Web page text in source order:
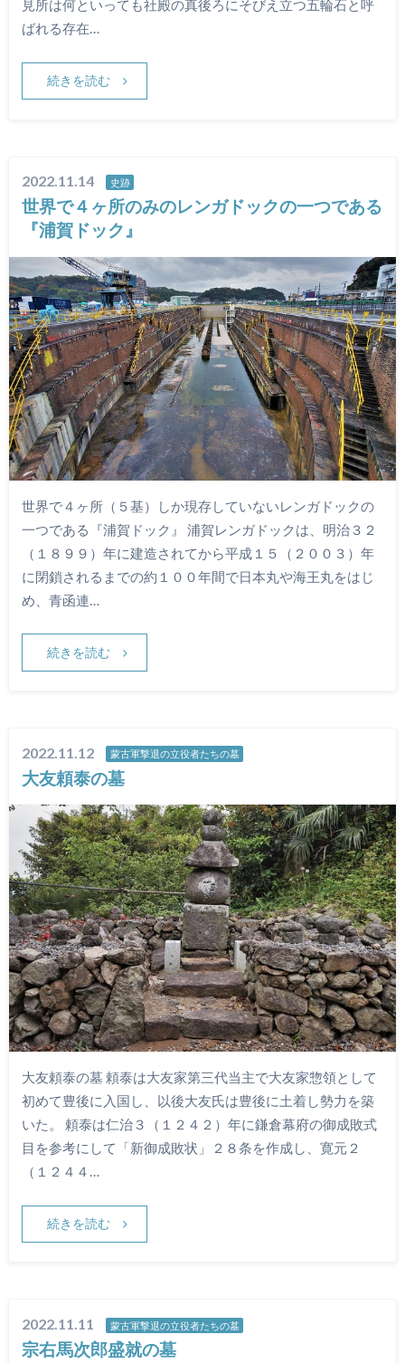
見所は何といっても社殿の真後ろにそびえ立つ五輪石と呼
ばれる存在…
続きを読む
2022.11.14 史跡
世界で４ヶ所のみのレンガドックの一つである
『浦賀ドック』
世界で４ヶ所（５基）しか現存していないレンガドックの
一つである『浦賀ドック』 浦賀レンガドックは、明治３２
（１８９９）年に建造されてから平成１５（２００３）年
に閉鎖されるまでの約１００年間で日本丸や海王丸をはじ
め、青函連…
続きを読む
2022.11.12 蒙古軍撃退の立役者たちの墓
大友頼泰の墓
大友頼泰の墓 頼泰は大友家第三代当主で大友家惣領として
初めて豊後に入国し、以後大友氏は豊後に土着し勢力を築
いた。 頼泰は仁治３（１２４２）年に鎌倉幕府の御成敗式
目を参考にして「新御成敗状」２８条を作成し、寛元２
（１２４４…
続きを読む
2022.11.11 蒙古軍撃退の立役者たちの墓
宗右馬次郎盛就の墓